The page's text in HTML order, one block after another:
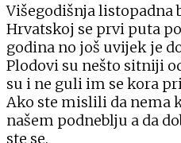
Višegodišnja listopadna
Hrvatskoj se prvi puta
godina no još uvijek je
Plodovi su nešto sitniji
su i ne guli im se kora
Ako ste mislili da nema
našem podneblju a da
ste se.